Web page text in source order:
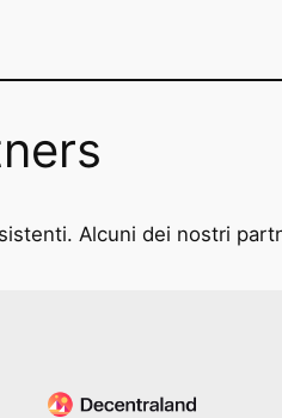
Alcuni dei nostri